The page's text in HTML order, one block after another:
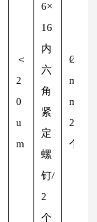
＜
2
0
u
m
6×
16
内
六
角
紧
定
螺
钉/
2
个
Ø
m
m/
2
个